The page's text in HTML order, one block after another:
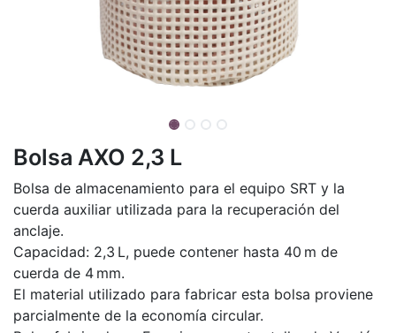
Bolsa AXO 2,3 L
Bolsa de almacenamiento para el equipo SRT y la
cuerda auxiliar utilizada para la recuperación del
anclaje.
Capacidad: 2,3 L, puede contener hasta 40 m de
cuerda de 4 mm.
El material utilizado para fabricar esta bolsa proviene
parcialmente de la economía circular.